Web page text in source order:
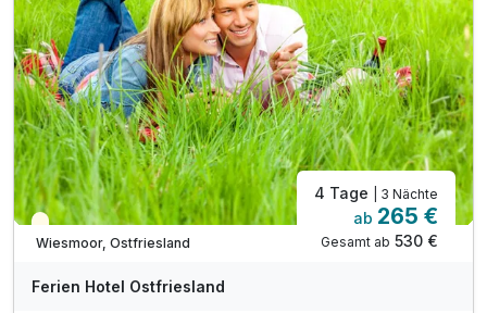
Saisonal verfügbar
Wiesmoor, Ostfriesland
4 Tage | 3 Nächte
ab 265 €
Gesamt ab 530 €
Ferien Hotel Ostfriesland